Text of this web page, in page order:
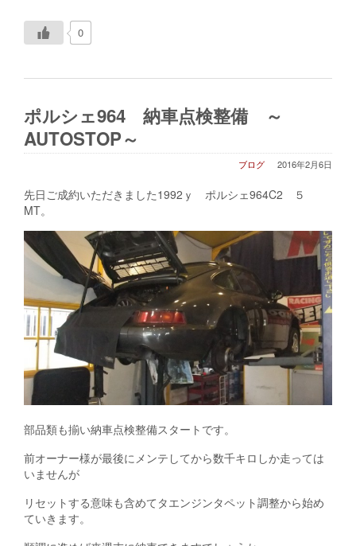
0
ポルシェ964 納車点検整備 ～
AUTOSTOP～
2016年2月6日
ブログ
先日ご成約いただきました1992ｙ ポルシェ964C2 ５
MT。
部品類も揃い納車点検整備スタートです。
前オーナー様が最後にメンテしてから数千キロしか走っては
いませんが
リセットする意味も含めてタエンジンタペット調整から始め
ていきます。